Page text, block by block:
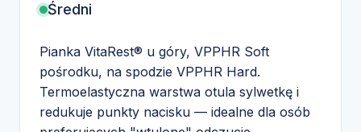
Średni
Pianka VitaRest® u góry, VPPHR Soft
pośrodku, na spodzie VPPHR Hard.
Termoelastyczna warstwa otula sylwetkę i
redukuje punkty nacisku — idealne dla osób